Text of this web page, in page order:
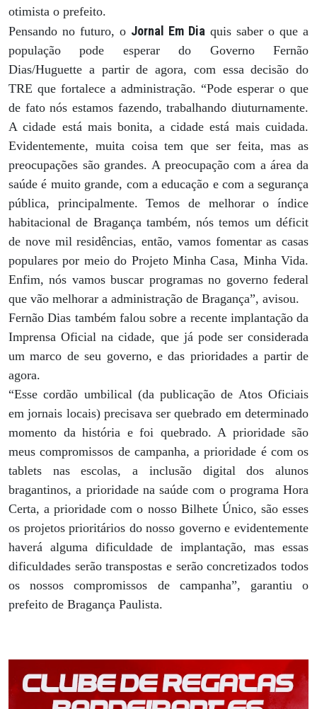
otimista o prefeito.
Pensando no futuro, o Jornal Em Dia quis saber o que a
população pode esperar do Governo Fernão
Dias/Huguette a partir de agora, com essa decisão do
TRE que fortalece a administração. “Pode esperar o que
de fato nós estamos fazendo, trabalhando diuturnamente.
A cidade está mais bonita, a cidade está mais cuidada.
Evidentemente, muita coisa tem que ser feita, mas as
preocupações são grandes. A preocupação com a área da
saúde é muito grande, com a educação e com a segurança
pública, principalmente. Temos de melhorar o índice
habitacional de Bragança também, nós temos um déficit
de nove mil residências, então, vamos fomentar as casas
populares por meio do Projeto Minha Casa, Minha Vida.
Enfim, nós vamos buscar programas no governo federal
que vão melhorar a administração de Bragança”, avisou.
Fernão Dias também falou sobre a recente implantação da
Imprensa Oficial na cidade, que já pode ser considerada
um marco de seu governo, e das prioridades a partir de
agora.
“Esse cordão umbilical (da publicação de Atos Oficiais
em jornais locais) precisava ser quebrado em determinado
momento da história e foi quebrado. A prioridade são
meus compromissos de campanha, a prioridade é com os
tablets nas escolas, a inclusão digital dos alunos
bragantinos, a prioridade na saúde com o programa Hora
Certa, a prioridade com o nosso Bilhete Único, são esses
os projetos prioritários do nosso governo e evidentemente
haverá alguma dificuldade de implantação, mas essas
dificuldades serão transpostas e serão concretizados todos
os nossos compromissos de campanha”, garantiu o
prefeito de Bragança Paulista.